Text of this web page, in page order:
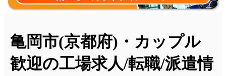
亀岡市(京都府)・カップル
歓迎の工場求人/転職/派遣情